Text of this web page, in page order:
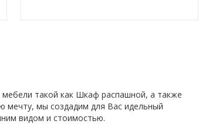
такой как Шкаф распашной, а также
мечту, мы создадим для Вас идельный
видом и стоимостью.